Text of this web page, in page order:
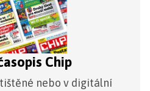
Chip
nebo v digitální